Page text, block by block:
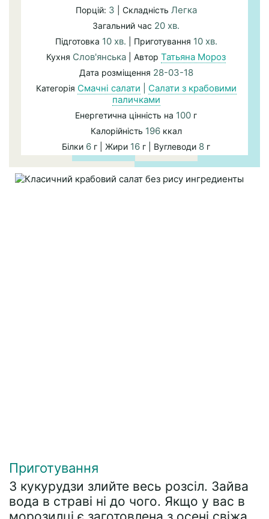
Порцій: 3 | Складність Легка
Загальний час 20 хв.
Підготовка 10 хв. | Приготування 10 хв.
Кухня Слов'янська | Автор Татьяна Мороз
Дата розміщення 28-03-18
Категорія Смачні салати
Салати з крабовими
паличками
Енергетична цінність на 100 г
Калорійність 196ккал
Білки 6 г | Жири 16 г | Вуглеводи 8 г
Приготування
З кукурудзи злийте весь розсіл. Зайва
вода в страві ні до чого. Якщо у вас в